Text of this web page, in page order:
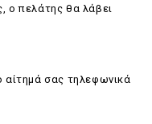
ο πελάτης θα λάβει
αίτημά σας τηλεφωνικά